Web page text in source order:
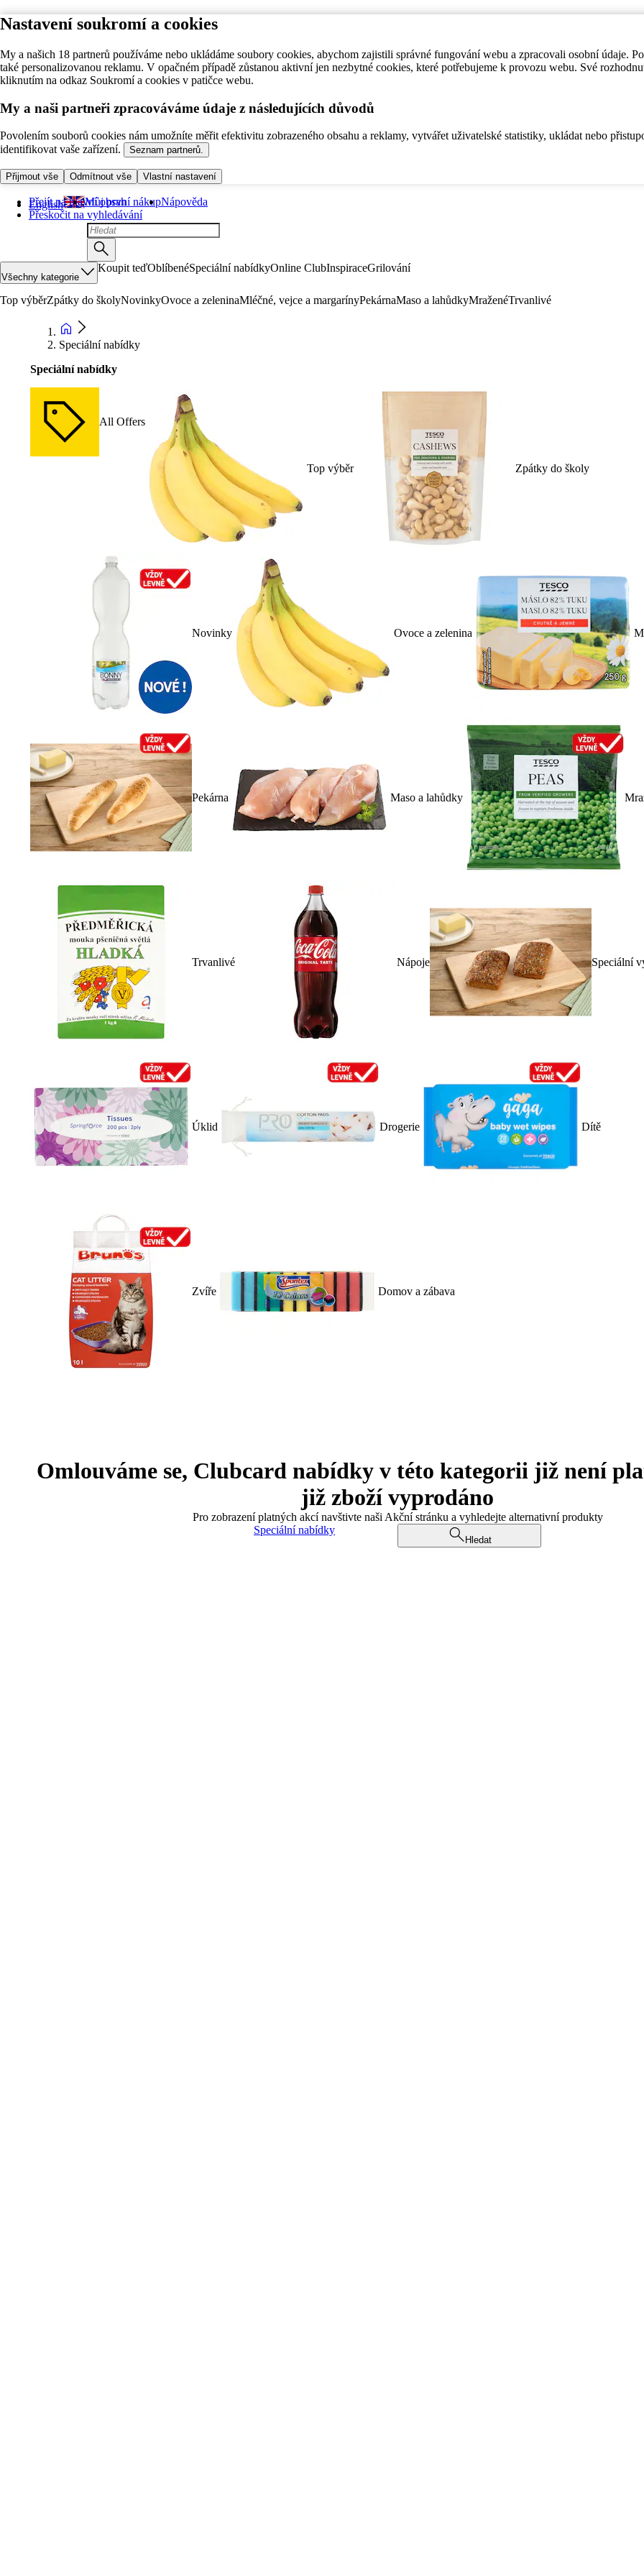
Nastavení soukromí a cookies
My a našich 18 partnerů používáme nebo ukládáme soubory cookies, abychom zajistili správné fungování webu a zpracovali osobní údaje.
také personalizovanou reklamu. V opačném případě zůstanou aktivní jen nezbytné cookies, které potřebujeme k provozu webu. Své
kliknutím na odkaz Soukromí a cookies v patičce webu.
My a naši partneři zpracováváme údaje z následujících důvodů
Povolením souborů cookies nám umožníte měřit efektivitu zobrazeného obsahu a reklamy, vytvářet uživatelské statistiky, ukládat nebo
identifikovat vaše zařízení.
Seznam partnerů.
Přijmout vše Odmítnout vše Vlastní nastavení
Přejít na hlavní obsah
Přeskočit na vyhledávání
English Můj první nákupNápověda
Všechny kategorie
Koupit teďOblíbenéSpeciální nabídkyOnline ClubInspiraceGrilování
Top výběrZpátky do školyNovinkyOvoce a zeleninaMléčné, vejce a margarínyPekárnaMaso a lahůdkyMraženéTrvanlivé
Speciální nabídky
Speciální nabídky
All Offers
Top výběr Zpátky do školy
Novinky Ovoce a zelenina
Pekárna Maso a lahůdky
Trvanlivé Nápoje Speciální
Úklid Drogerie Dítě
Zvíře Domov a zábava
Omlouváme se, Clubcard nabídky v této kategorii již není
již zboží vyprodáno
Pro zobrazení platných akcí navštivte naši Akční stránku a vyhledejte alternativní produkty
Speciální nabídky
Hledat